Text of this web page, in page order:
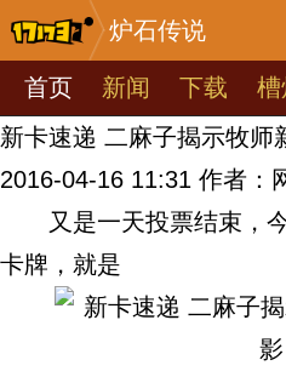
炉石传说
首页 新闻 下载 槽
新卡速递 二麻子揭示牧师
2016-04-16 11:31 作者：
又是一天投票结束，
卡牌，就是